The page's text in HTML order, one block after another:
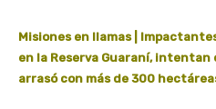
Misiones en llamas |
en la Reserva Guaraní,
arrasó con más de 300